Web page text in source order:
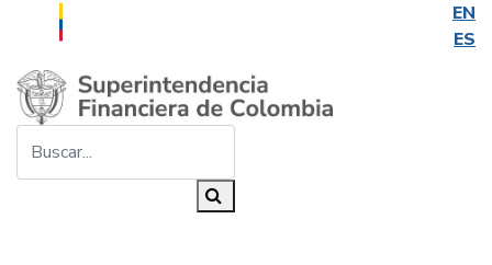
EN
ES
Saltar al contenido principal